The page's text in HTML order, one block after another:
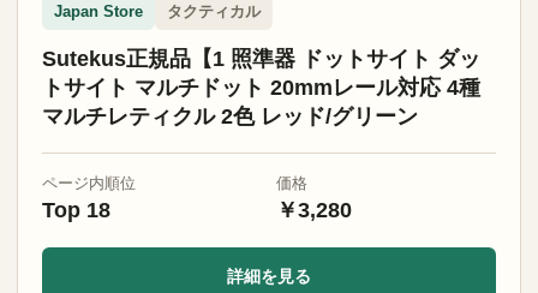
Japan Store タクティカル
Sutekus正規品【1 照準器 ドットサイト ダッ
トサイト マルチドット 20mmレール対応 4種
マルチレティクル 2色 レッド/グリーン
ページ内順位
Top 18
価格
￥3,280
詳細を見る